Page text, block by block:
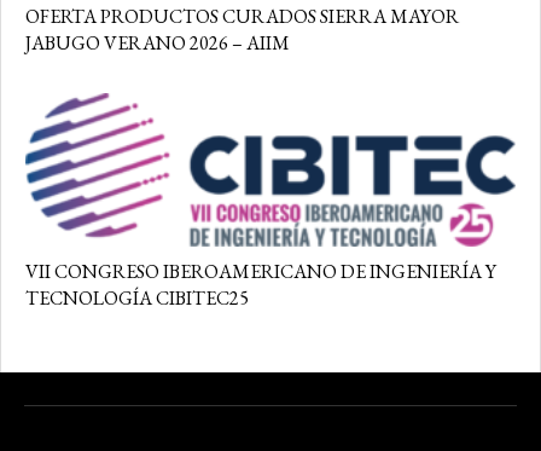
OFERTA PRODUCTOS CURADOS SIERRA MAYOR
JABUGO VERANO 2026 – AIIM
VII CONGRESO IBEROAMERICANO DE INGENIERÍA Y
TECNOLOGÍA CIBITEC25